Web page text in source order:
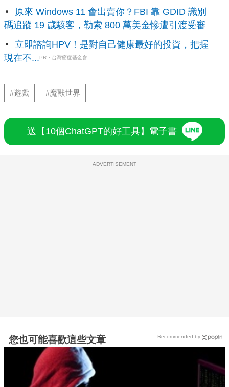
原來 Windows 11 會出賣你？FBI 靠 GDID 識別
碼追蹤 19 歲駭客，勒索 800 萬美金慘遭引渡受審
立即諮詢HPV！是對自己健康最好的投資，把握
現在不... PR・台灣癌症基金會
#遊戲 #魔獸世界
送【10個ChatGPT的好工具】電子書
ADVERTISEMENT
您也可能喜歡這些文章 Recommended by